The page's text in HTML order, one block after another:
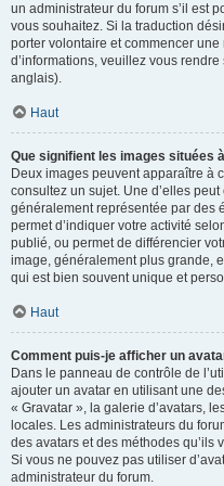
un administrateur du forum s’il est
vous souhaitez. Si la traduction
porter volontaire et commencer
d’informations, veuillez vous rendre
anglais).
Haut
Que signifient les images situées
Deux images peuvent apparaître à
consultez un sujet. Une d’elles
généralement représentée par des
permet d’indiquer votre activité
publié, ou permet de différencier
image, généralement plus grande,
qui est bien souvent unique et
Haut
Comment puis-je afficher un
Dans le panneau de contrôle de
ajouter un avatar en utilisant une
« Gravatar », la galerie d’avatars,
locales. Les administrateurs du
des avatars et des méthodes
Si vous ne pouvez pas utiliser
administrateur du forum.